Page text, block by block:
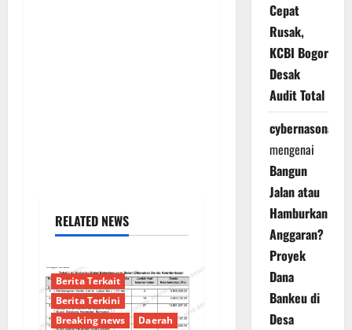
RELATED NEWS
Berita Terkait
Berita Terkini
Breaking news
Daerah
Cepat
Rusak,
KCBI Bogor
Desak
Audit Total
cybernasonal
mengenai
Bangun
Jalan atau
Hamburkan
Anggaran?
Proyek
Dana
Bankeu di
Desa